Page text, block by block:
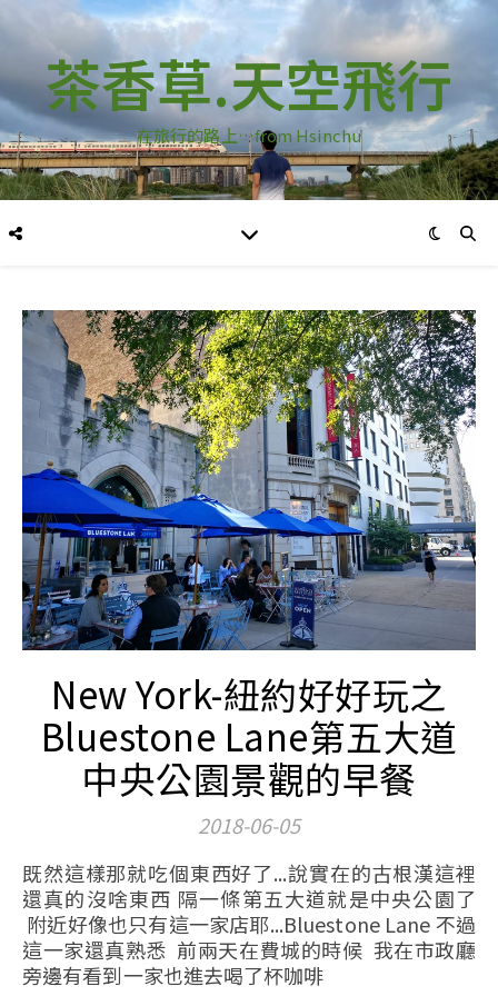
茶香草.天空飛行
在旅行的路上…from Hsinchu
New York-紐約好好玩之
Bluestone Lane第五大道
中央公園景觀的早餐
2018-06-05
既然這樣那就吃個東西好了...說實在的古根漢這裡
還真的沒啥東西 隔一條第五大道就是中央公園了
附近好像也只有這一家店耶...Bluestone Lane 不過
這一家還真熟悉 前兩天在費城的時候 我在市政廳
旁邊有看到一家也進去喝了杯咖啡